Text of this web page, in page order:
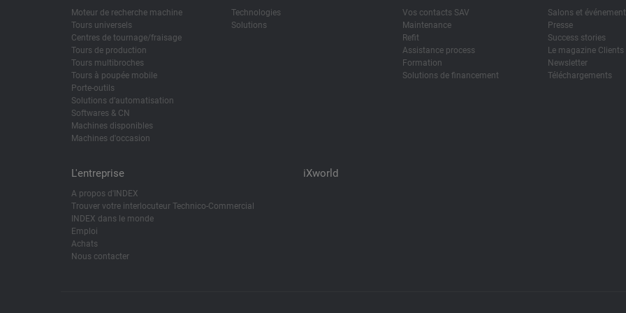
Moteur de recherche machine
Tours universels
Centres de tournage/fraisage
Tours de production
Tours multibroches
Tours à poupée mobile
Porte-outils
Solutions d’automatisation
Softwares & CN
Machines disponibles
Machines d'occasion
Technologies
Solutions
Vos contacts SAV
Maintenance
Refit
Assistance process
Formation
Solutions de financement
Salons et
Presse
Success stories
Le magazine Clients
Newsletter
Téléchargements
L'entreprise
A propos d'INDEX
Trouver votre interlocuteur Technico-Commercial
INDEX dans le monde
Emploi
Achats
Nous contacter
iXworld